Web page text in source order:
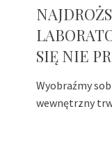
SIĘ NIE
Wyobraźmy
wewnętrzny